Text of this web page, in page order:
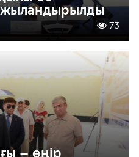
73
– өңір